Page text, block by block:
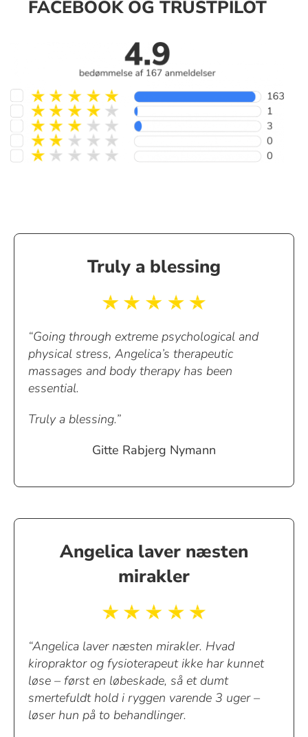
FACEBOOK OG TRUSTPILOT
Truly a blessing
“Going through extreme psychological and
physical stress, Angelica’s therapeutic
massages and body therapy has been
essential.
Truly a blessing.”
Gitte Rabjerg Nymann
Angelica laver næsten
mirakler
“Angelica laver næsten mirakler. Hvad
kiropraktor og fysioterapeut ikke har kunnet
løse – først en løbeskade, så et dumt
smertefuldt hold i ryggen varende 3 uger –
løser hun på to behandlinger.